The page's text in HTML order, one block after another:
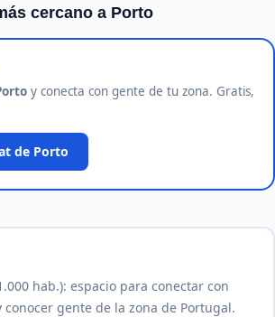
cercano a Porto
y conecta con gente de tu zona. Gratis,
de Porto
hab.): espacio para conectar con
conocer gente de la zona de Portugal.